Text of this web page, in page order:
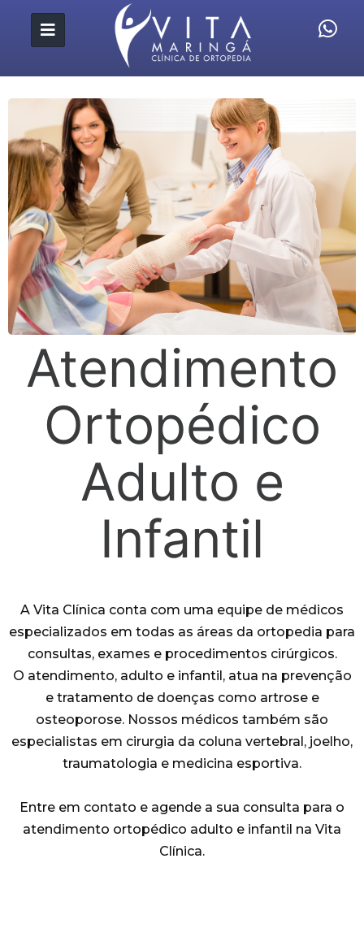
Atendimento
Ortopédico
Adulto e
Infantil
A Vita Clínica conta com uma equipe de médicos
especializados em todas as áreas da ortopedia para
consultas, exames e procedimentos cirúrgicos.
O atendimento, adulto e infantil, atua na prevenção
e tratamento de doenças como artrose e
osteoporose. Nossos médicos também são
especialistas em cirurgia da coluna vertebral, joelho,
traumatologia e medicina esportiva.
Entre em contato e agende a sua consulta para o
atendimento ortopédico adulto e infantil na Vita
Clínica.